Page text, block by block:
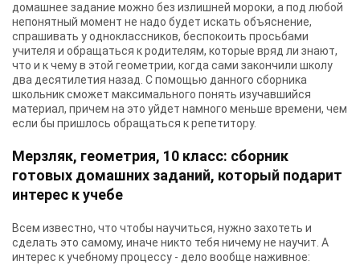
домашнее задание можно без излишней мороки, а под любой
непонятный момент не надо будет искать объяснение,
спрашивать у одноклассников, беспокоить просьбами
учителя и обращаться к родителям, которые вряд ли знают,
что и к чему в этой геометрии, когда сами закончили школу
два десятилетия назад. С помощью данного сборника
школьник сможет максимального понять изучавшийся
материал, причем на это уйдет намного меньше времени, чем
если бы пришлось обращаться к репетитору.
Мерзляк, геометрия, 10 класс: сборник
готовых домашних заданий, который подарит
интерес к учебе
Всем известно, что чтобы научиться, нужно захотеть и
сделать это самому, иначе никто тебя ничему не научит. А
интерес к учебному процессу - дело вообще наживное: